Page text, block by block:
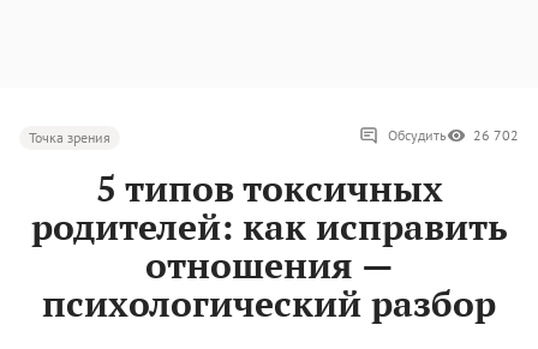
Точка зрения Обсудить 26 702
5 типов токсичных
родителей: как исправить
отношения —
психологический разбор